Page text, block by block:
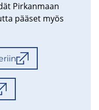
Pir­kan­maan
pää­set myös